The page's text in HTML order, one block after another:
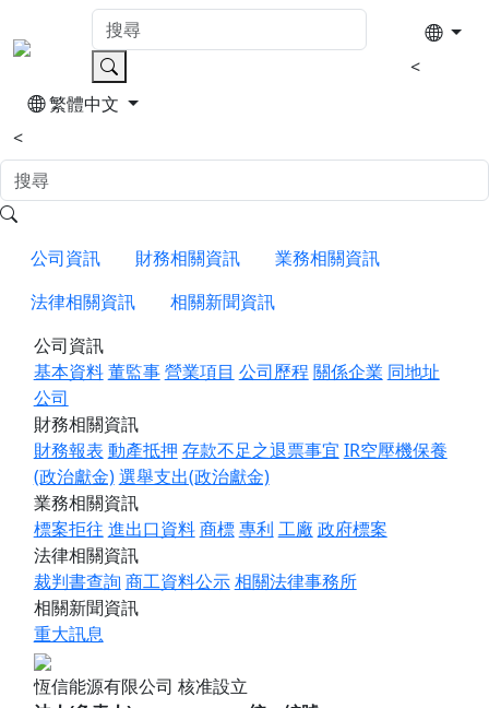
<
繁體中文
<
公司資訊 財務相關資訊
業務相關資訊
法律相關資訊
相關新聞資訊
公司資訊
基本資料董監事營業項目 公司歷程 關係企業 同地址
公司
財務相關資訊
財務報表 動產抵押 存款不足之退票事宜 IR空壓機保養
(政治獻金)選舉支出(政治獻金)
業務相關資訊
標案拒往 進出口資料商標專利 工廠 政府標案
法律相關資訊
裁判書查詢 商工資料公示相關法律事務所
相關新聞資訊
重大訊息
恆信能源有限公司 核准設立